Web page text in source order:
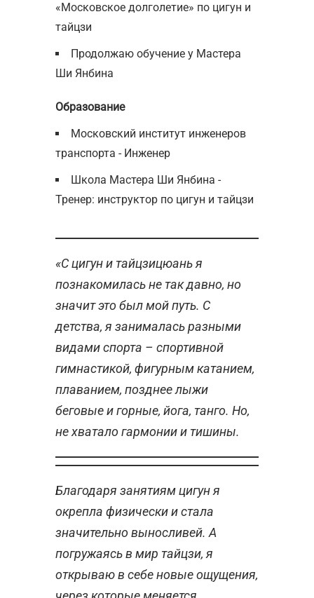
«Московское долголетие» по цигун и
тайцзи
Продолжаю обучение у Мастера
Ши Янбина
Образование
Московский институт инженеров
транспорта - Инженер
Школа Мастера Ши Янбина -
Тренер: инструктор по цигун и тайцзи
«С цигун и тайцзицюань я
познакомилась не так давно, но
значит это был мой путь. С
детства, я занималась разными
видами спорта – спортивной
гимнастикой, фигурным катанием,
плаванием, позднее лыжи
беговые и горные, йога, танго. Но,
не хватало гармонии и тишины.
Благодаря занятиям цигун я
окрепла физически и стала
значительно выносливей. А
погружаясь в мир тайцзи, я
открываю в себе новые ощущения,